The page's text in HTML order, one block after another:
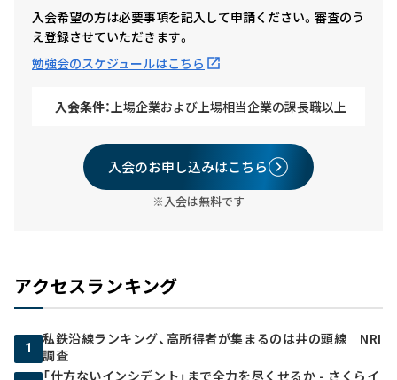
入会希望の方は必要事項を記入して申請ください。審査のう
え登録させていただきます。
勉強会のスケジュールはこちら
入会条件： 上場企業および上場相当企業の課長職以上
入会のお申し込みはこちら
※入会は無料です
アクセスランキング
1
私鉄沿線ランキング、高所得者が集まるのは井の頭線 NRI
調査
「仕方ないインシデント」まで全力を尽くせるか - さくらイ